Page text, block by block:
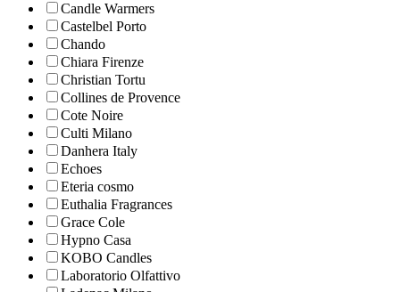
Candle Warmers
Castelbel Porto
Chando
Chiara Firenze
Christian Tortu
Collines de Рrovencе
Cote Noire
Culti Milano
Danhera Italy
Echoes
Eteria cosmo
Euthalia Fragrances
Grace Cole
Hypno Casa
KOBO Candles
Laboratorio Olfattivo